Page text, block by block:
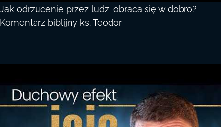
Jak odrzucenie przez ludzi obraca się w dobro?
Komentarz biblijny ks. Teodor